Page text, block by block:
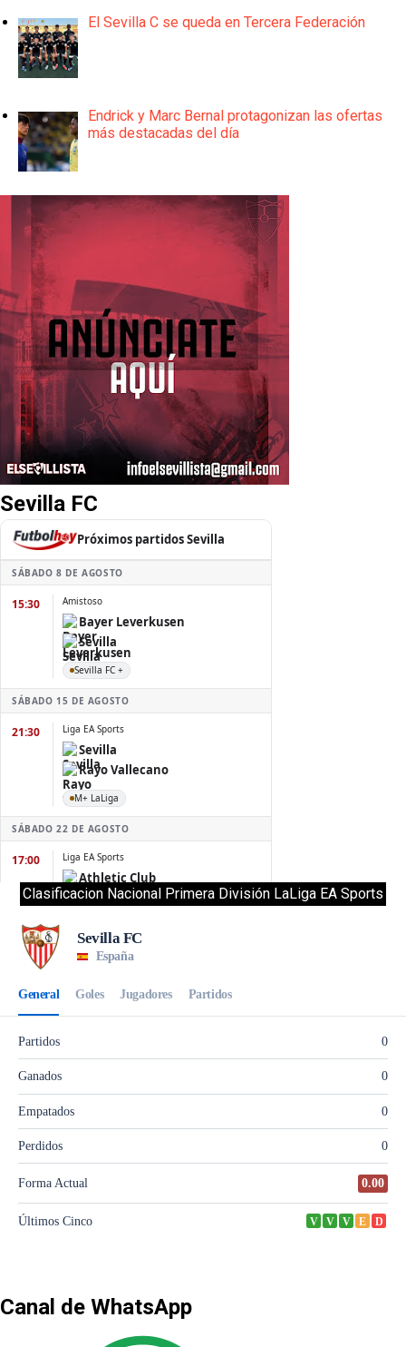
El Sevilla C se queda en Tercera Federación
Endrick y Marc Bernal protagonizan las ofertas
más destacadas del día
Sevilla FC
Clasificacion Nacional Primera División LaLiga EA Sports
Canal de WhatsApp